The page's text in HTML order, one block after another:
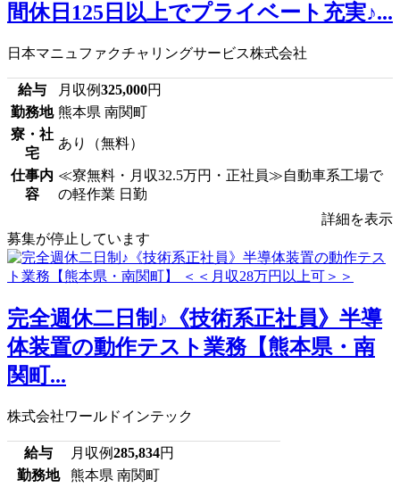
間休日125日以上でプライベート充実♪...
日本マニュファクチャリングサービス株式会社
給与 月収例325,000円
勤務地 熊本県 南関町
寮・社
宅
あり（無料）
仕事内
容
≪寮無料・月収32.5万円・正社員≫自動車系工場で
の軽作業 日勤
詳細を表示
募集が停止しています
完全週休二日制♪《技術系正社員》半導
体装置の動作テスト業務【熊本県・南
関町...
株式会社ワールドインテック
給与 月収例285,834円
勤務地
熊本県 南関町